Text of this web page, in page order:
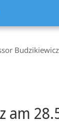
am